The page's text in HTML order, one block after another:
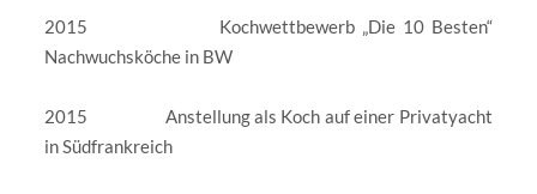
2015 Kochwettbewerb „Die 10 Besten“
Nachwuchsköche in BW
2015 Anstellung als Koch auf einer Privatyacht
in Südfrankreich